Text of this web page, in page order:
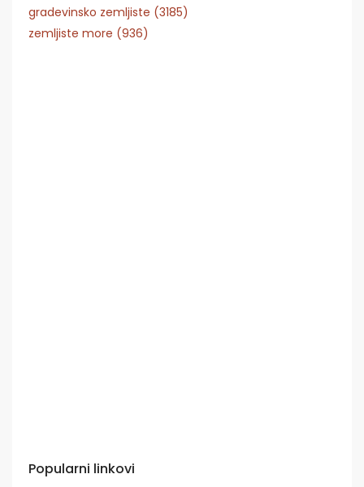
gradevinsko zemljiste (3185)
zemljiste more (936)
Popularni linkovi